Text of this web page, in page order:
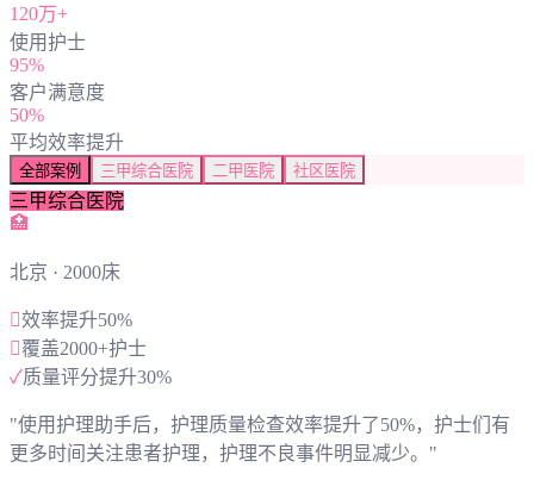
120万+
使用护士
95%
客户满意度
50%
平均效率提升
全部案例 三甲综合医院 二甲医院 社区医院
三甲综合医院
🏥
北京 · 2000床
效率提升50%
覆盖2000+护士
✓质量评分提升30%
"使用护理助手后，护理质量检查效率提升了50%，护士们有
更多时间关注患者护理，护理不良事件明显减少。 "